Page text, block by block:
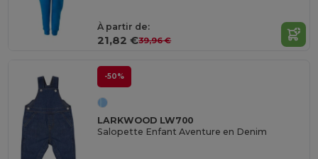
À partir de:
21,82 €39,96 €
-50%
LARKWOOD LW700
Salopette Enfant Aventure en Denim